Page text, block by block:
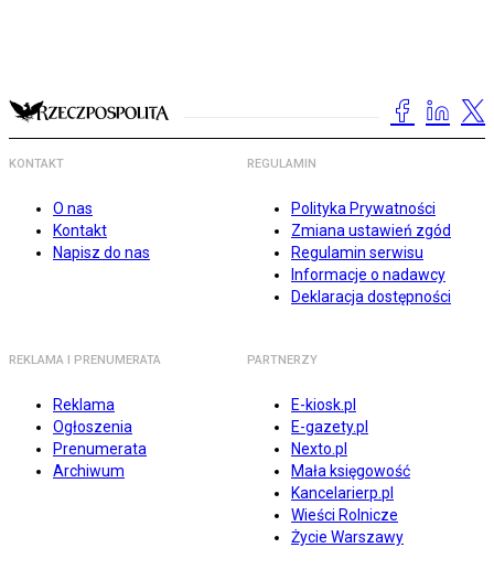
KONTAKT
O nas
Kontakt
Napisz do nas
REGULAMIN
Polityka Prywatności
Zmiana ustawień zgód
Regulamin serwisu
Informacje o nadawcy
Deklaracja dostępności
REKLAMA I PRENUMERATA
Reklama
Ogłoszenia
Prenumerata
Archiwum
PARTNERZY
E-kiosk.pl
E-gazety.pl
Nexto.pl
Mała księgowość
Kancelarierp.pl
Wieści Rolnicze
Życie Warszawy